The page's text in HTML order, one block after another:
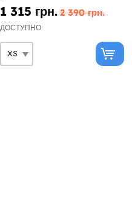
1 315 грн. 2 390 грн.
ДОСТУПНО